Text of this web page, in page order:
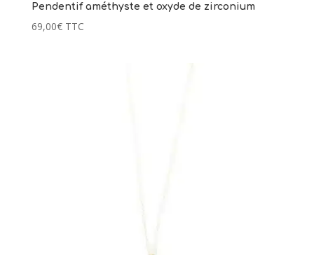
Pendentif améthyste et oxyde de zirconium
69,00€ TTC